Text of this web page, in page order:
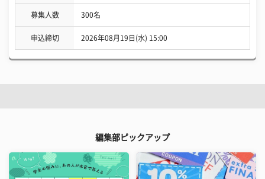
募集人数 300名
申込締切 2026年08月19日(水) 15:00
編集部ピックアップ